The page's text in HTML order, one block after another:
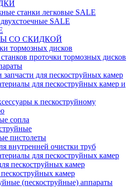
станки легковые SALE
SALE
СО СКИДКОЙ
тормозных дисков
проточки тормозных дисков
запчасти для пескоструйных камер
для пескоструйных камер и
к пескоструйному
сопла
пистолеты
внутренней очистки труб
для пескоструйных камер
пескоструйных камер
камер
(пескоструйные) аппараты